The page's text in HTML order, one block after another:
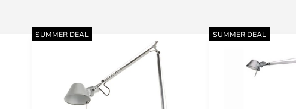
SUMMER DEAL SUMMER DEAL